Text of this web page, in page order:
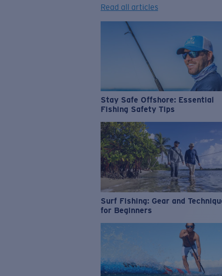
Read all articles
Stay Safe Offshore: Essential
Fishing Safety Tips
Surf Fishing: Gear and
for Beginners